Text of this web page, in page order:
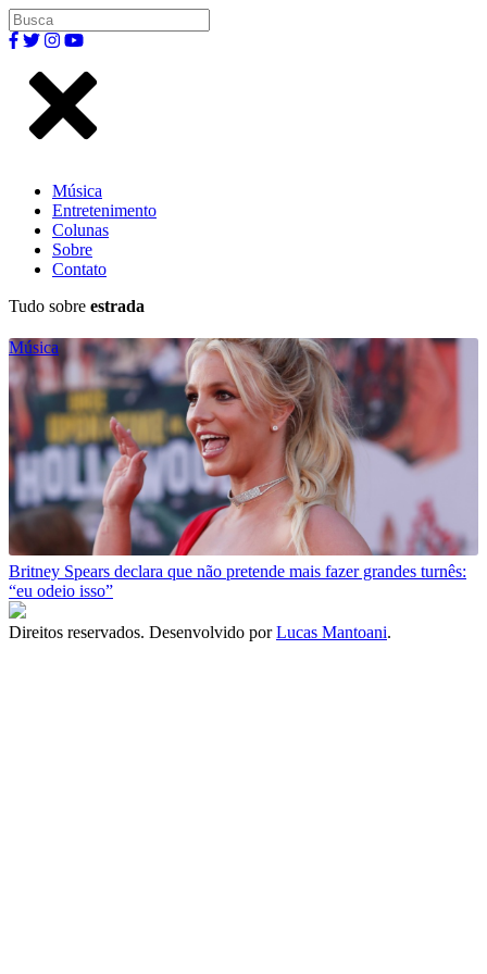
Música
Entretenimento
Colunas
Sobre
Contato
Tudo sobre estrada
Música
Britney Spears declara que não pretende mais fazer grandes turnês:
“eu odeio isso”
Direitos reservados. Desenvolvido porLucas Mantoani.